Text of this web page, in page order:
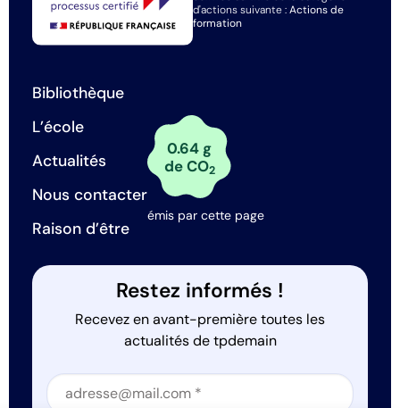
d'actions suivante :Actions de
formation
Bibliothèque
L’école
Actualités
Nous contacter
Raison d’être
0.64 g
de CO2
émis par cette page
Restez informés !
Recevez en avant-première toutes les
actualités de tpdemain
Section